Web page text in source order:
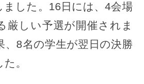
ました。16日には、4会場
厳しい予選が開催されま
、8名の学生が翌日の決勝
。